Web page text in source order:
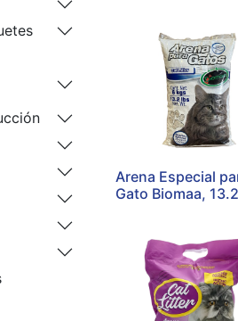
Arena Especial
Gato Biomaa,